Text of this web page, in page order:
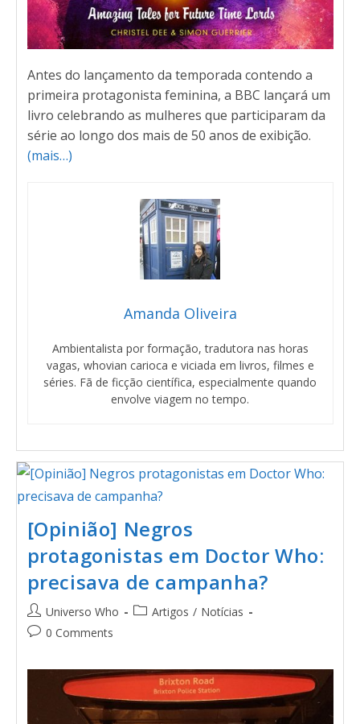
Antes do lançamento da temporada contendo a
primeira protagonista feminina, a BBC lançará um
livro celebrando as mulheres que participaram da
série ao longo dos mais de 50 anos de exibição.
(mais…)
Amanda Oliveira
Ambientalista por formação, tradutora nas horas
vagas, whovian carioca e viciada em livros, filmes e
séries. Fã de ficção científica, especialmente quando
envolve viagem no tempo.
[Opinião] Negros
protagonistas em Doctor Who:
precisava de campanha?
Universo Who Artigos / Notícias
0 Comments